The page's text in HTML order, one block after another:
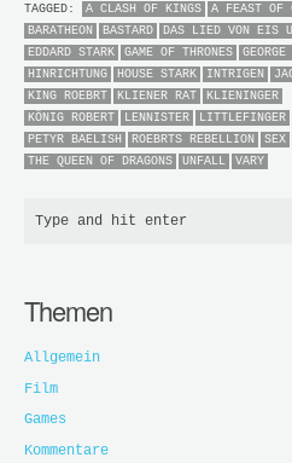
TAGGED: A CLASH OF KINGS
A FEAST OF
BARATHEON
BASTARD
DAS LIED VON EIS
EDDARD STARK
GAME OF THRONES
HINRICHTUNG
HOUSE STARK INTRIGEN
KING ROEBRT
KLIENER RAT
KLIENINGER
KÖNIG ROBERT
LENNISTER LITTLEFINGER
PETYR BAELISH
ROEBRTS REBELLION SEX
THE QUEEN OF DRAGONS
UNFALL VARY
Themen
Allgemein
Film
Games
Kommentare